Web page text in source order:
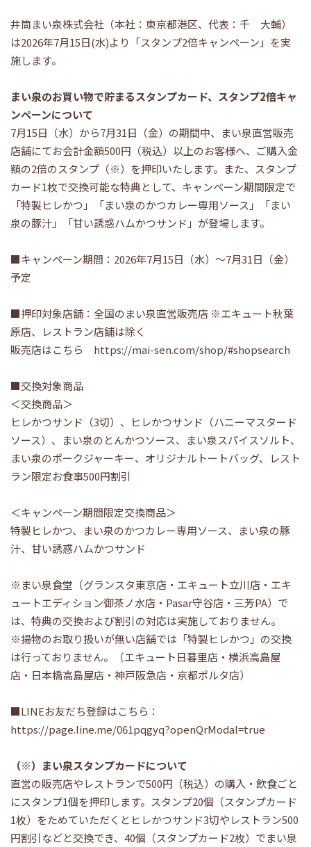
井筒まい泉株式会社（本社：東京都港区、代表：千 大輔）
は2026年7月15日(水)より「スタンプ2倍キャンペーン」を実
施します。
まい泉のお買い物で貯まるスタンプカード、スタンプ2倍キャ
ンペーンについて
7月15日（水）から7月31日（金）の期間中、まい泉直営販売
店舗にてお会計金額500円（税込）以上のお客様へ、ご購入金
額の2倍のスタンプ（※）を押印いたします。また、スタンプ
カード1枚で交換可能な特典として、キャンペーン期間限定で
「特製ヒレかつ」「まい泉のかつカレー専用ソース」「まい
泉の豚汁」「甘い誘惑ハムかつサンド」が登場します。
■キャンペーン期間：2026年7月15日（水）～7月31日（金）
予定
■押印対象店舗：全国のまい泉直営販売店 ※エキュート秋葉
原店、レストラン店舗は除く
販売店はこちら https://mai-sen.com/shop/#shopsearch
■交換対象商品
＜交換商品＞
ヒレかつサンド（3切）、ヒレかつサンド（ハニーマスタード
ソース）、まい泉のとんかつソース、まい泉スパイスソルト、
まい泉のポークジャーキー、オリジナルトートバッグ、レスト
ラン限定お食事500円割引
＜キャンペーン期間限定交換商品＞
特製ヒレかつ、まい泉のかつカレー専用ソース、まい泉の豚
汁、甘い誘惑ハムかつサンド
※まい泉食堂（グランスタ東京店・エキュート立川店・エキ
ュートエディション御茶ノ水店・Pasar守谷店・三芳PA）で
は、特典の交換および割引の対応は実施しておりません。
※揚物のお取り扱いが無い店舗では「特製ヒレかつ」の交換
は行っておりません。（エキュート日暮里店・横浜高島屋
店・日本橋高島屋店・神戸阪急店・京都ポルタ店）
■LINEお友だち登録はこちら：
https://page.line.me/061pqgyq?openQrModal=true
（※）まい泉スタンプカードについて
直営の販売店やレストランで500円（税込）の購入・飲食ごと
にスタンプ1個を押印します。スタンプ20個（スタンプカード
1枚）をためていただくとヒレかつサンド3切やレストラン500
円割引などと交換でき、40個（スタンプカード2枚）でまい泉